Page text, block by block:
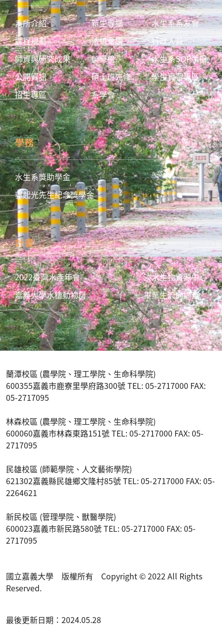
系所介紹
課程規劃
師資與研究成果
公開資訊
招生專區
新生專欄
法規彙編
榮譽榜
碩士班先修
系學會
水生系系友會
行政人員
水生系SOP手冊
學生實習專區
學務
水生系獎助學金
郭起光先生紀念獎學金
計畫
2022臺灣水產年會
嘉義大學水棲動物房
淡水生物資源中心
畢業生流向調查
蘭潭校區 (農學院、理工學院、生命科學院)
600355嘉義市鹿寮里學府路300號 TEL: 05-2717000 FAX:
05-2717095
林森校區 (農學院、理工學院、生命科學院)
600060嘉義市林森東路151號 TEL: 05-2717000 FAX: 05-
2717095
民雄校區 (師範學院、人文藝術學院)
621302嘉義縣民雄鄉文隆村85號 TEL: 05-2717000 FAX: 05-
2264621
新民校區 (管理學院、獸醫學院)
600023嘉義市新民路580號 TEL: 05-2717000 FAX: 05-
2717095
國立嘉義大學 版權所有 Copyright © 2022 All Rights
Reserved.
最後更新日期：2024.05.28